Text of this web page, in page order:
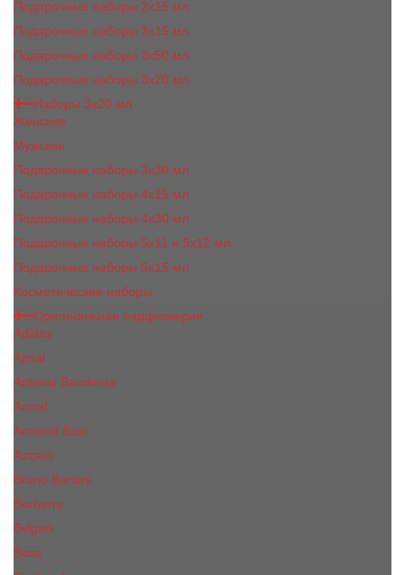
Подарочные наборы 2x15 мл
Подарочные наборы 3х15 мл
Подарочные наборы 3x50 мл
Подарочные наборы 3x20 мл
Наборы 3х20 мл
Женские
Мужские
Подарочные наборы 3х30 мл
Подарочные наборы 4x15 мл
Подарочные наборы 4x30 мл
Подарочные наборы 5x11 и 5х12 мл
Подарочные наборы 5x15 мл
Косметические наборы
Оригинальная парфюмерия
Adidas
Ajmal
Antonio Banderas
Armaf
Armand Basi
Azzaro
Bruno Banani
Burberry
Bvlgari
Boss